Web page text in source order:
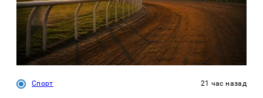
Спорт 21 час назад